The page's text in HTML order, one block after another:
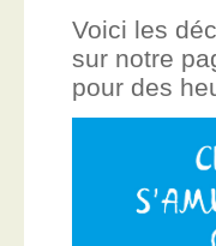
Voici les
sur notre
pour des